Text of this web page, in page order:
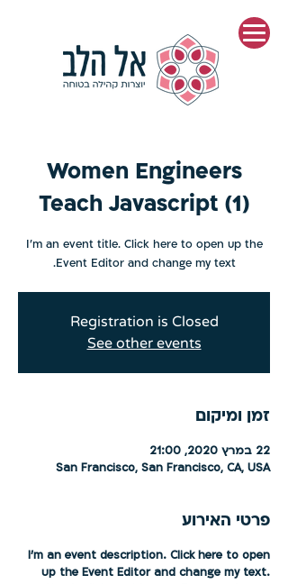
Women Engineers
Teach Javascript (1)
I’m an event title. Click here to open up the
Event Editor and change my text.
Registration is Closed
See other events
זמן ומיקום
22 במרץ 2020, 21:00
San Francisco, San Francisco, CA, USA
פרטי האירוע
I’m an event description. Click here to open
up the Event Editor and change my text.